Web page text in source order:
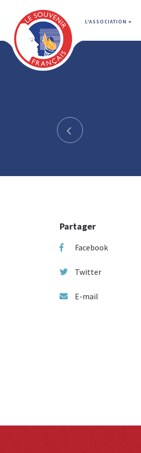
L'ASSOCIATION
Partager
Facebook
Twitter
E-mail